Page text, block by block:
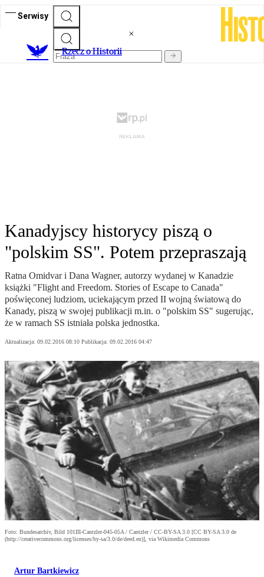
Serwisy
Rzecz o Historii
Kanadyjscy historycy piszą o
"polskim SS". Potem przepraszają
Ratna Omidvar i Dana Wagner, autorzy wydanej w Kanadzie
książki "Flight and Freedom. Stories of Escape to Canada"
poświęconej ludziom, uciekającym przed II wojną światową do
Kanady, piszą w swojej publikacji m.in. o "polskim SS" sugerując,
że w ramach SS istniała polska jednostka.
Aktualizacja: 09.02.2016 08:10 Publikacja: 09.02.2016 04:47
Foto: Bundesarchiv, Bild 101III-Cantzler-045-05A / Cantzler / CC-BY-SA 3.0 [CC BY-SA 3.0 de
(http://creativecommons.org/licenses/by-sa/3.0/de/deed.en)], via Wikimedia Commons
Artur Bartkiewicz